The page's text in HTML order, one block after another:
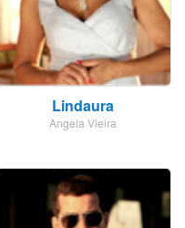
Lindaura
Angela Vieira